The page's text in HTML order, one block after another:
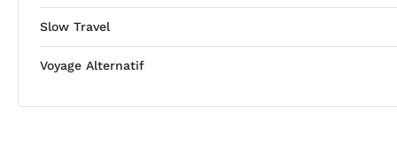
Slow Travel
Voyage Alternatif